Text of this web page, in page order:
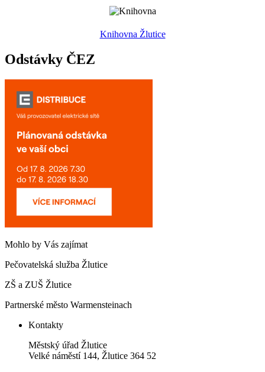
Knihovna Žlutice
Odstávky ČEZ
Mohlo by Vás zajímat
Pečovatelská služba Žlutice
ZŠ a ZUŠ Žlutice
Partnerské město Warmensteinach
Kontakty
Městský úřad Žlutice
Velké náměstí 144, Žlutice 364 52